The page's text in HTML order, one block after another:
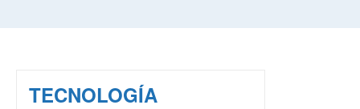
TECNOLOGÍA